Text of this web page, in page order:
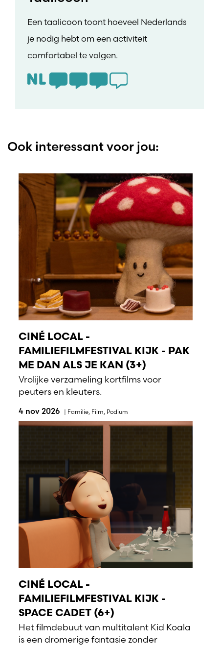
Een taalicoon toont hoeveel Nederlands
je nodig hebt om een activiteit
comfortabel te volgen.
Ook interessant voor jou:
CINÉ LOCAL -
FAMILIEFILMFESTIVAL KIJK - PAK
ME DAN ALS JE KAN (3+)
Vrolijke verzameling kortfilms voor
peuters en kleuters.
4 nov 2026 | Familie Film Podium
CINÉ LOCAL -
FAMILIEFILMFESTIVAL KIJK -
SPACE CADET (6+)
Het filmdebuut van multitalent Kid Koala
is een dromerige fantasie zonder